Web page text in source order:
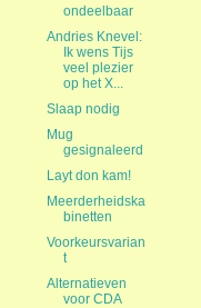
ondeelbaar
Andries Knevel:
Ik wens Tijs
veel plezier
op het X...
Slaap nodig
Mug
gesignaleerd
Layt don kam!
Meerderheidska
binetten
Voorkeursvarian
t
Alternatieven
voor CDA